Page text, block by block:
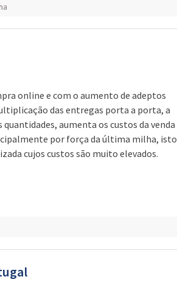
online e com o aumento de adeptos
das entregas porta a porta, a
aumenta os custos da venda
por força da última milha, isto
cujos custos são muito elevados.